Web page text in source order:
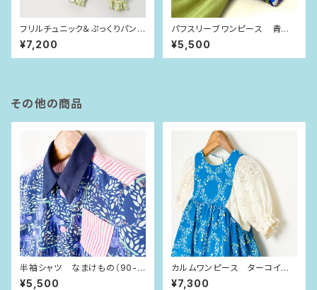
フリルチュニック＆ぷっくりパン
ツ 若草グリーン（80-90siz
e）
¥7,200
パフスリーブワンピース 青紫
ストライプ（80size）
¥5,500
その他の商品
半袖シャツ なまけもの（90-1
00size）
¥5,500
カルムワンピース ターコイズ×
輪っかの花（90size）
¥7,300